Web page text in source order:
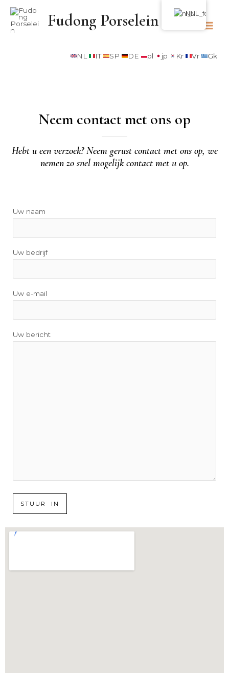
Fudong Porselein
NL IT SP DE pl jp Kr Vr Gk
Neem contact met ons op
Hebt u een verzoek? Neem gerust contact met ons op, we
nemen zo snel mogelijk contact met u op.
Uw naam
Uw bedrijf
Uw e-mail
Uw bericht
NL